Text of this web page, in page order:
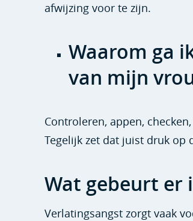
afwijzing voor te zijn.
Waarom ga
van mijn
Controleren, appen,
Tegelijk zet dat juist druk op
Wat gebeurt er
Verlatingsangst zorgt vaak